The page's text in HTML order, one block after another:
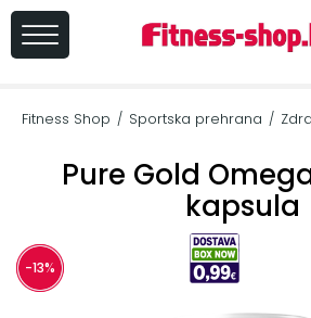
REGISTRACIJA
Sportska
prehrana
Fitness Shop / Sportska prehrana /
Pure Gold
kapsula
-13%